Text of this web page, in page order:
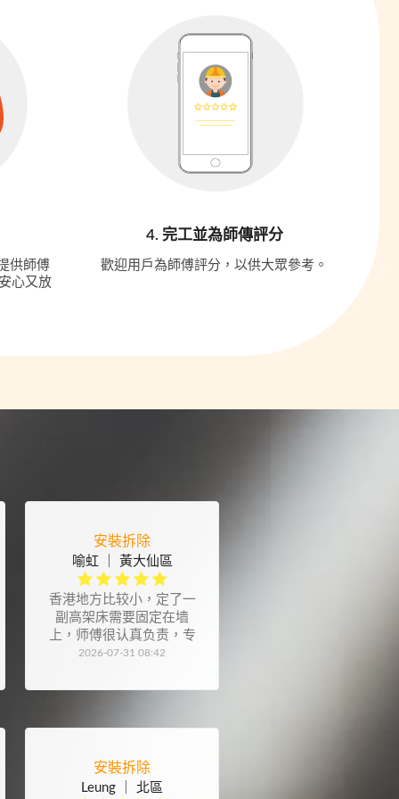
供師傅
心又放
4. 完工並為師傳評分
歡迎用戶為師傅評分，以供大眾參考。
安裝拆除
喻虹 ｜ 黃大仙區
香港地方比较小，定了一
副高架床需要固定在墙
上，师傅很认真负责，专
业态度也很严谨。另外感
用心
2026-07-31 08:42
安裝拆除
Leung ｜ 北區